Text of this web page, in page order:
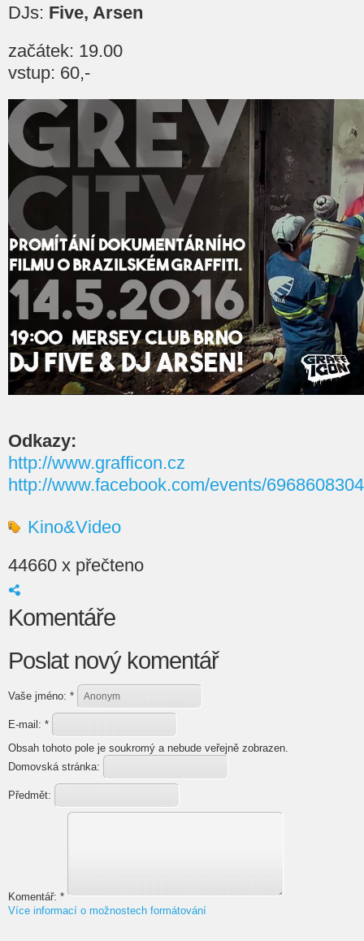
DJs: Five, Arsen
začátek: 19.00
vstup: 60,-
Odkazy:
http://www.grafficon.cz
http://www.facebook.com/events/
Kino&Video
44660 x přečteno
Komentáře
Poslat nový komentář
Vaše jméno: *
E-mail: *
Obsah tohoto pole je soukromý a nebude veřejně zobrazen.
Domovská stránka:
Předmět:
Komentář: *
Více informací o možnostech formátování